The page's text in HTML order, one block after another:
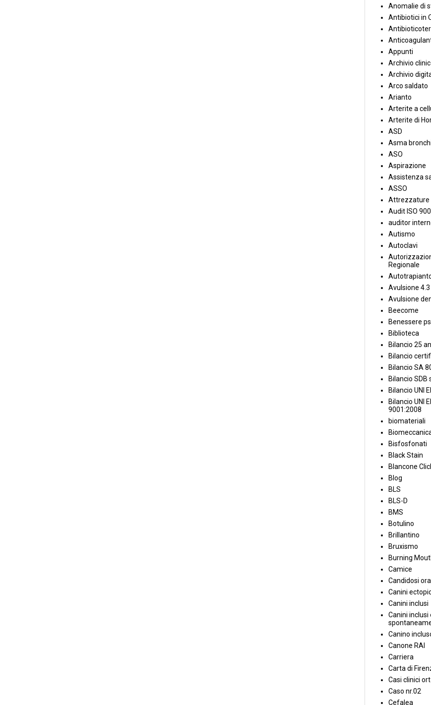
Anomalie di
Antibiotici in
Appunti
Archivio
Archivio
Arco saldato
Arianto
Arterite a
Arterite di
ASD
Asma
ASO
Aspirazione
Assistenza
ASSO
Attrezzature
Audit ISO
auditor
Autismo
Autoclavi
Regionale
Avulsione 4.3
Avulsione
Beecome
Benessere
Biblioteca
Bilancio 25
Bilancio
Bilancio SA
Bilancio SDB
Bilancio UNI
Bilancio UNI
9001:2008
biomateriali
Bisfosfonati
Black Stain
Blancone
Blog
BLS
BLS-D
BMS
Botulino
Brillantino
Bruxismo
Burning
Camice
Candidosi
Canini
Canini inclusi
Canini inclusi
Canino
Canone RAI
Carriera
Carta di
Casi clinici
Caso nr.02
Cefalea